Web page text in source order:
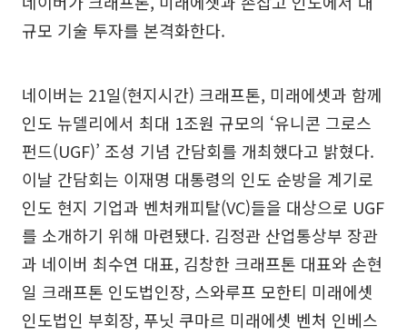
규모 기술 투자를 본격화한다.
네이버는 21일(현지시간) 크래프톤, 미래에셋과 함께
인도 뉴델리에서 최대 1조원 규모의 ‘유니콘 그로스
펀드(UGF)’ 조성 기념 간담회를 개최했다고 밝혔다.
이날 간담회는 이재명 대통령의 인도 순방을 계기로
인도 현지 기업과 벤처캐피탈(VC)들을 대상으로 UGF
를 소개하기 위해 마련됐다. 김정관 산업통상부 장관
과 네이버 최수연 대표, 김창한 크래프톤 대표와 손현
일 크래프톤 인도법인장, 스와루프 모한티 미래에셋
인도법인 부회장, 푸닛 쿠마르 미래에셋 벤처 인베스